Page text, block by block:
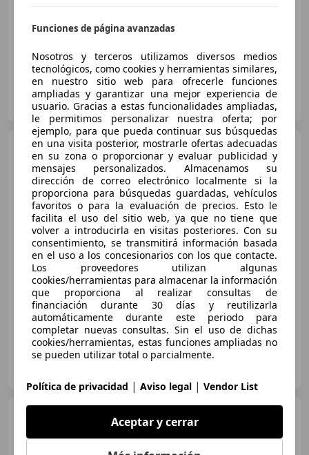
Faros antiniebla, Garantia, Airbags laterales, ABS, Elevalunas eléctrico
TOYOTA HUELVA
ES-21007 HUELVA
Toyota Yaris Cross120H
Style
€ 21.900
Buen precio
02/2022 84.876 km
Electro/Gasolina
85 kW (116 CV)
Faros antiniebla, Garantia, Airbags laterales, ABS, Elevalunas eléctrico
TOYOTA NIMAUTO
Active Tech
Funciones de página avanzadas
Nosotros y terceros utilizamos diversos medios
tecnológicos, como cookies y herramientas similares,
en nuestro sitio web para ofrecerle funciones
ampliadas y garantizar una mejor experiencia de
usuario. Gracias a estas funcionalidades ampliadas,
le permitimos personalizar nuestra oferta; por
ejemplo, para que pueda continuar sus búsquedas
en una visita posterior, mostrarle ofertas adecuadas
en su zona o proporcionar y evaluar publicidad y
mensajes personalizados. Almacenamos su
dirección de correo electrónico localmente si la
proporciona para búsquedas guardadas, vehículos
favoritos o para la evaluación de precios. Esto le
facilita el uso del sitio web, ya que no tiene que
volver a introducirla en visitas posteriores. Con su
consentimiento, se transmitirá información basada
en el uso a los concesionarios con los que contacte.
Los proveedores utilizan algunas
cookies/herramientas para almacenar la información
que proporciona al realizar consultas de
financiación durante 30 días y reutilizarla
automáticamente durante este periodo para
completar nuevas consultas. Sin el uso de dichas
cookies/herramientas, estas funciones ampliadas no
se pueden utilizar total o parcialmente.
Política de privacidad | Aviso legal | Vendor List
Aceptar y cerrar